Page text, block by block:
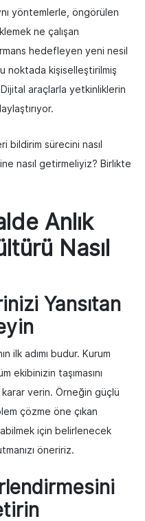
yöntemlerle, öngörülen
ne çalışan
hedefleyen yeni nesil
noktada kişiselleştirilmiş
Dijital araçlarla yetkinliklerin
bildirim sürecini nasıl
nasıl getirmeliyiz? Birlikte
Anlık
Nasıl
Yansıtan
ilk adımı budur. Kurum
ekibinizin taşımasını
verin. Örneğin güçlü
çözme öne çıkan
için belirlenecek
öneririz.